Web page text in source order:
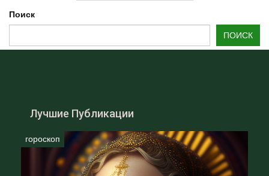
Поиск
ПОИСК
Лучшие Публикации
гороскоп